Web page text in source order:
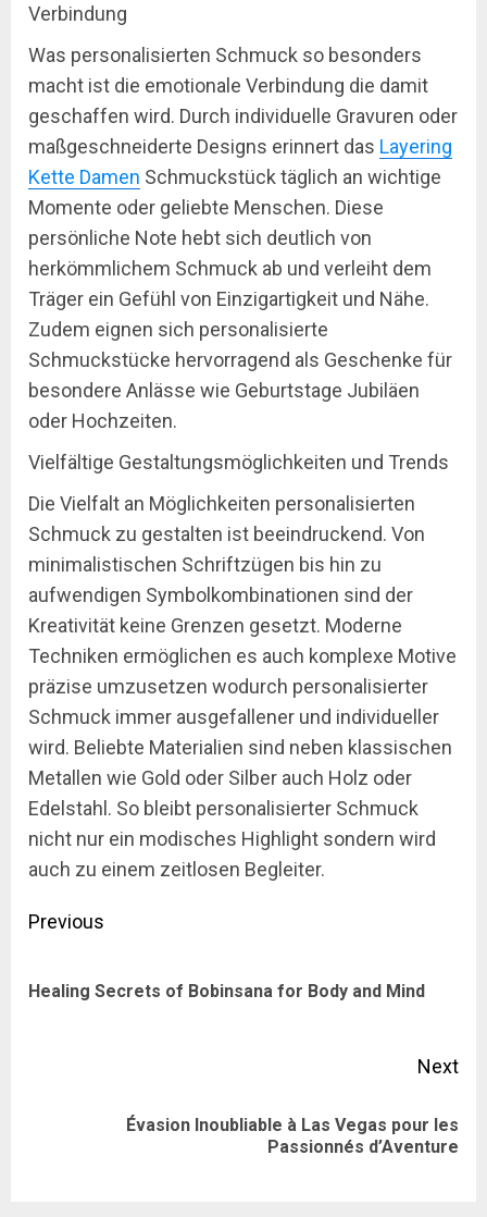
Verbindung
Was personalisierten Schmuck so besonders
macht ist die emotionale Verbindung die damit
geschaffen wird. Durch individuelle Gravuren oder
maßgeschneiderte Designs erinnert das Layering
Kette Damen Schmuckstück täglich an wichtige
Momente oder geliebte Menschen. Diese
persönliche Note hebt sich deutlich von
herkömmlichem Schmuck ab und verleiht dem
Träger ein Gefühl von Einzigartigkeit und Nähe.
Zudem eignen sich personalisierte
Schmuckstücke hervorragend als Geschenke für
besondere Anlässe wie Geburtstage Jubiläen
oder Hochzeiten.
Vielfältige Gestaltungsmöglichkeiten und Trends
Die Vielfalt an Möglichkeiten personalisierten
Schmuck zu gestalten ist beeindruckend. Von
minimalistischen Schriftzügen bis hin zu
aufwendigen Symbolkombinationen sind der
Kreativität keine Grenzen gesetzt. Moderne
Techniken ermöglichen es auch komplexe Motive
präzise umzusetzen wodurch personalisierter
Schmuck immer ausgefallener und individueller
wird. Beliebte Materialien sind neben klassischen
Metallen wie Gold oder Silber auch Holz oder
Edelstahl. So bleibt personalisierter Schmuck
nicht nur ein modisches Highlight sondern wird
auch zu einem zeitlosen Begleiter.
Post
Previous
Healing Secrets of Bobinsana for Body and Mind
Next
Évasion Inoubliable à Las Vegas pour les
Passionnés d’Aventure